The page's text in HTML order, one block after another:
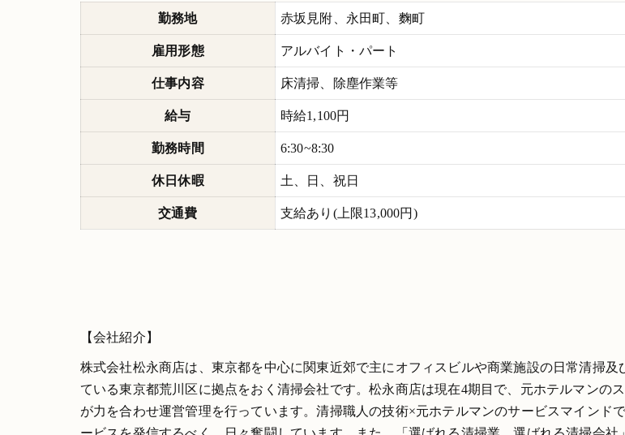
勤務地 赤坂見附、永田町、麴町
雇用形態 アルバイト・パート
仕事内容 床清掃、除塵作業等
給与 時給1,100円
勤務時間 6:30~8:30
休日休暇 土、日、祝日
交通費 支給あり(上限13,000円)
【会社紹介】
株式会社松永商店は、東京都を中心に関東近郊で主にオフィスビルや商業施設の日常清掃及
ている東京都荒川区に拠点をおく清掃会社です。松永商店は現在4期目で、元ホテルマンの
が力を合わせ運営管理を行っています。清掃職人の技術×元ホテルマンのサービスマインド